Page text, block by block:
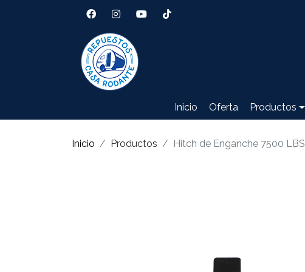
Inicio Oferta Productos
Inicio Productos Hitch de Enganche 7500 LBS